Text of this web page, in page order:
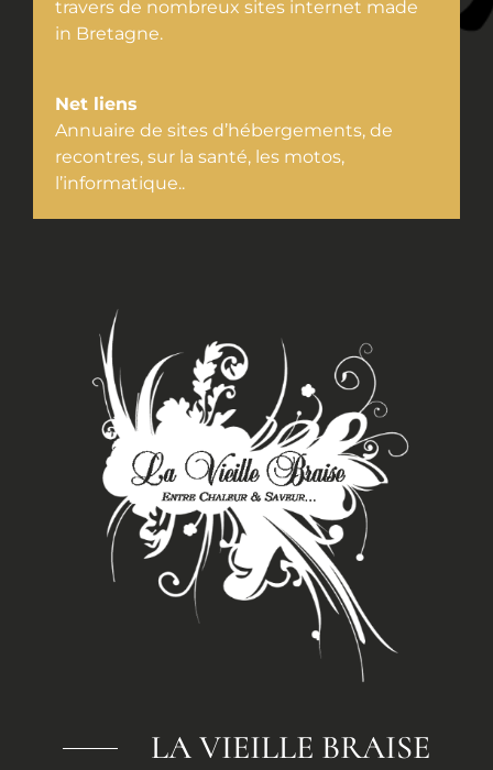
travers de nombreux sites internet made
in Bretagne.
Net liens
Annuaire de sites d’hébergements, de
recontres, sur la santé, les motos,
l’informatique..
LA VIEILLE BRAISE